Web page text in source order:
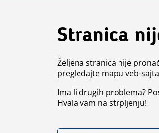
Stranica
Željena stranica nije
pregledajte mapu veb-
Ima li drugih problema?
Hvala vam na strpljenju!